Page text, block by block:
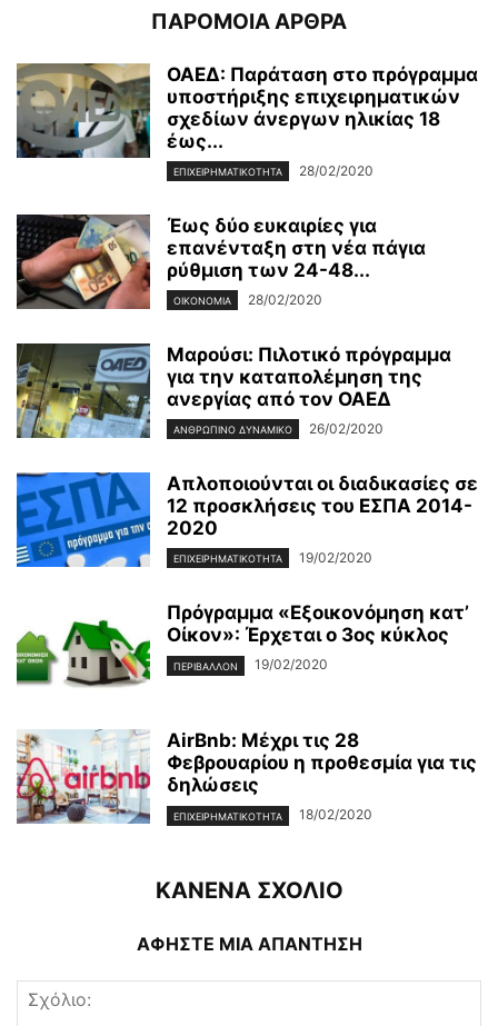
ΠΑΡΟΜΟΙΑ ΑΡΘΡΑ
ΟΑΕΔ: Παράταση στο πρόγραμμα
υποστήριξης επιχειρηματικών
σχεδίων άνεργων ηλικίας 18
έως...
ΕΠΙΧΕΙΡΗΜΑΤΙΚΌΤΗΤΑ 28/02/2020
Έως δύο ευκαιρίες για
επανένταξη στη νέα πάγια
ρύθμιση των 24-48...
ΟΙΚΟΝΟΜΊΑ 28/02/2020
Μαρούσι: Πιλοτικό πρόγραμμα
για την καταπολέμηση της
ανεργίας από τον ΟΑΕΔ
ΑΝΘΡΏΠΙΝΟ ΔΥΝΑΜΙΚΌ 26/02/2020
Απλοποιούνται οι διαδικασίες σε
12 προσκλήσεις του ΕΣΠΑ 2014-
2020
ΕΠΙΧΕΙΡΗΜΑΤΙΚΌΤΗΤΑ 19/02/2020
Πρόγραμμα «Εξοικονόμηση κατ’
Οίκον»: Έρχεται ο 3ος κύκλος
ΠΕΡΙΒΆΛΛΟΝ 19/02/2020
AirBnb: Μέχρι τις 28
Φεβρουαρίου η προθεσμία για τις
δηλώσεις
ΕΠΙΧΕΙΡΗΜΑΤΙΚΌΤΗΤΑ 18/02/2020
ΚΑΝΕΝΑ ΣΧΟΛΙΟ
ΑΦΗΣΤΕ ΜΙΑ ΑΠΑΝΤΗΣΗ